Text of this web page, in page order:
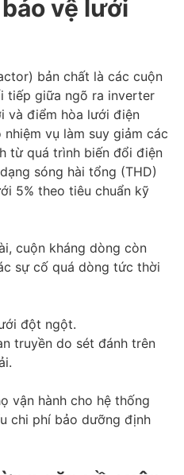
vệ lưới
bản chất là các cuộn
tiếp giữa ngõ ra inverter
và điểm hòa lưới điện
vụ làm suy giảm các
từ quá trình biến đổi điện
sóng hài tổng (THD)
5% theo tiêu chuẩn kỹ
cuộn kháng dòng còn
sự cố quá dòng tức thời
đột ngột.
truyền do sét đánh trên
vận hành cho hệ thống
chi phí bảo dưỡng định